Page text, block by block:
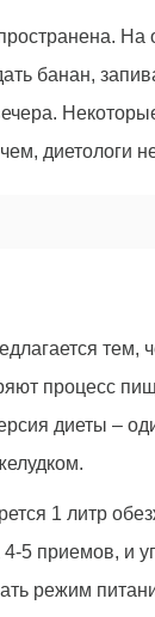
На
банан,
диетологи
процесс
диеты –
1 литр
4-5 приемов, и
режим